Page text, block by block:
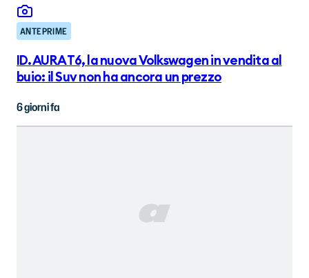
ANTEPRIME
ID. AURA T6, la nuova Volkswagen in vendita al
buio: il Suv non ha ancora un prezzo
6 giorni fa